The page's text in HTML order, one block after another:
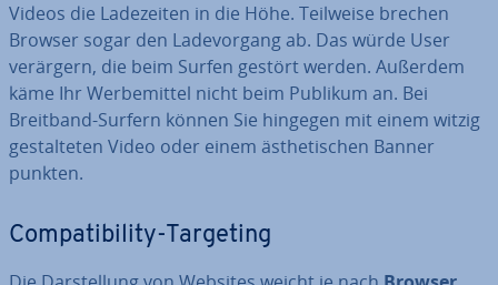
Videos die La­de­zei­ten in die Höhe. Teilweise brechen
Browser sogar den La­de­vor­gang ab. Das würde User
verärgern, die beim Surfen gestört werden. Außerdem
käme Ihr Wer­be­mit­tel nicht beim Publikum an. Bei
Breitband-Surfern können Sie hingegen mit einem witzig
ge­stal­te­ten Video oder einem äs­the­ti­schen Banner
punkten.
Com­pa­ti­bi­li­ty-Targeting